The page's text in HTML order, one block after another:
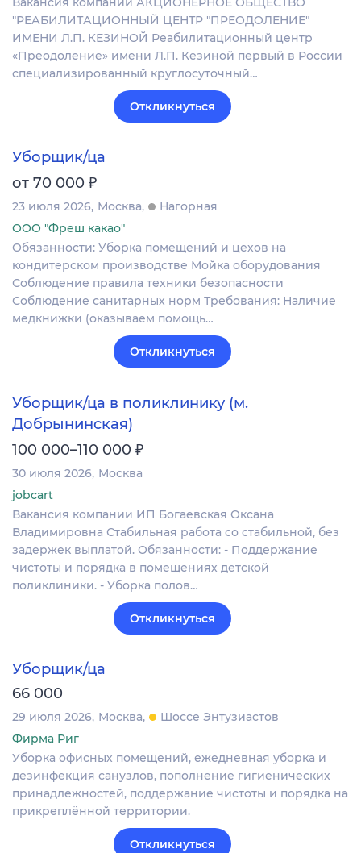
"РЕАБИЛИТАЦИОННЫЙ ЦЕНТР "ПРЕОДОЛЕНИЕ"
ИМЕНИ Л.П. КЕЗИНОЙ Реабилитационный центр
«Преодоление» имени Л.П. Кезиной первый в России
специализированный круглосуточный…
Откликнуться
Уборщик/ца
от 70 000 ₽
23 июля 2026 Москва
Нагорная
ООО "Фреш какао"
Обязанности: Уборка помещений и цехов на
кондитерском производстве Мойка оборудования
Соблюдение правила техники безопасности
Соблюдение санитарных норм Требования: Наличие
медкнижки (оказываем помощь…
Откликнуться
Уборщик/ца в поликлинику (м.
Добрынинская)
100 000–110 000 ₽
30 июля 2026 Москва
jobcart
Вакансия компании ИП Богаевская Оксана
Владимировна Стабильная работа со стабильной, без
задержек выплатой. Обязанности: - Поддержание
чистоты и порядка в помещениях детской
поликлиники. - Уборка полов…
Откликнуться
Уборщик/ца
66 000
29 июля 2026 Москва
Шоссе Энтузиастов
Фирма Риг
Уборка офисных помещений, ежедневная уборка и
дезинфекция санузлов, пополнение гигиенических
принадлежностей, поддержание чистоты и порядка на
прикреплённой территории.
Откликнуться